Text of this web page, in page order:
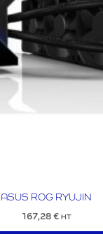
ASUS ROG RYUJIN
167,28 € HT